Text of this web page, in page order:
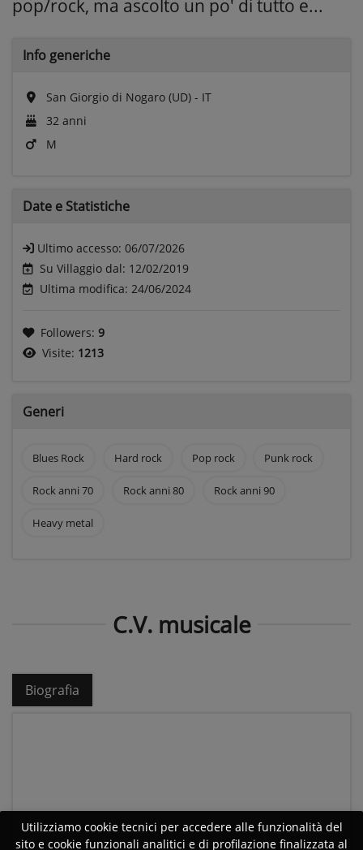
pop/rock, ma ascolto un po' di tutto e...
Info generiche
San Giorgio di Nogaro (UD) - IT
32 anni
M
Date e Statistiche
Ultimo accesso: 06/07/2026
Su Villaggio dal: 12/02/2019
Ultima modifica: 24/06/2024
Followers: 9
Visite: 1213
Generi
Blues Rock Hard rock Pop rock Punk rock
Rock anni 70 Rock anni 80 Rock anni 90
Heavy metal
C.V. musicale
Biografia
Utilizziamo cookie tecnici per accedere alle funzionalità del
sito e cookie funzionali analitici e di profilazione finalizzata al